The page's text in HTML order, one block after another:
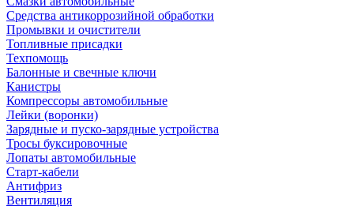
Средства антикоррозийной обработки
Промывки и очистители
Топливные присадки
Техпомощь
Балонные и свечные ключи
Канистры
Компрессоры автомобильные
Лейки (воронки)
Зарядные и пуско-зарядные устройства
Тросы буксировочные
Лопаты автомобильные
Старт-кабели
Антифриз
Вентиляция